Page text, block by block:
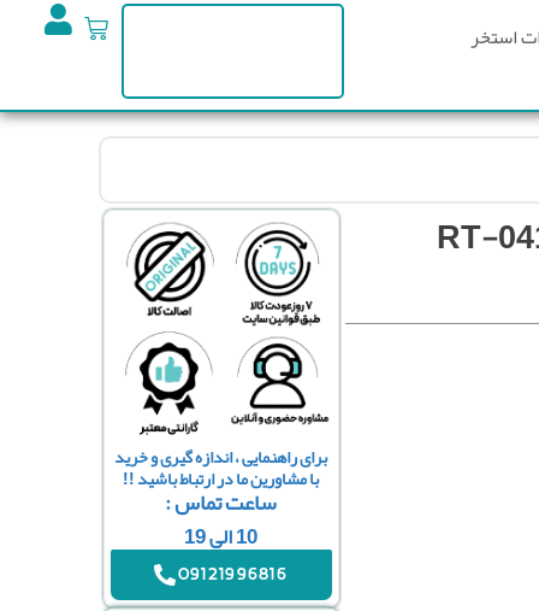
استخر
برای راهنمایی ، اندازه گیری و خرید
با مشاورین ما در ارتباط باشید !!
ساعت تماس :
10 الی 19
09121996816